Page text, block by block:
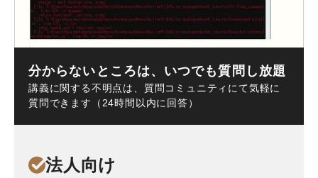
分からないところは、いつでも質問し放題
講義に関する不明点は、質問コミュニティにて気軽に
質問できます（24時間以内に回答）
法人向け